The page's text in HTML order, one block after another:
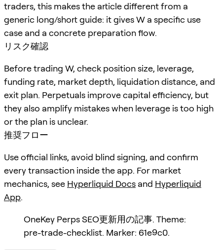
traders, this makes the article different from a
generic long/short guide: it gives W a specific use
case and a concrete preparation flow.
リスク確認
Before trading W, check position size, leverage,
funding rate, market depth, liquidation distance, and
exit plan. Perpetuals improve capital efficiency, but
they also amplify mistakes when leverage is too high
or the plan is unclear.
推奨フロー
Use official links, avoid blind signing, and confirm
every transaction inside the app. For market
mechanics, see Hyperliquid Docs and Hyperliquid
App.
OneKey Perps SEO更新用の記事. Theme:
pre-trade-checklist. Marker: 61e9c0.